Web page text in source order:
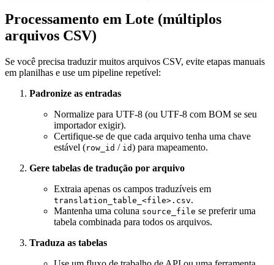
Processamento em Lote (múltiplos
arquivos CSV)
Se você precisa traduzir muitos arquivos CSV, evite etapas manuais
em planilhas e use um pipeline repetível:
Padronize as entradas
Normalize para UTF‑8 (ou UTF‑8 com BOM se seu
importador exigir).
Certifique-se de que cada arquivo tenha uma chave
estável (row_id / id) para mapeamento.
Gere tabelas de tradução por arquivo
Extraia apenas os campos traduzíveis em
translation_table_<file>.csv.
Mantenha uma coluna source_file se preferir uma
tabela combinada para todos os arquivos.
Traduza as tabelas